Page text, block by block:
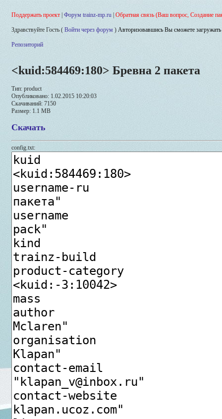
Поддержать проект Форум trainz-mp.ru Обратная связь (Ваш вопрос, Создание
Здравствуйте Гость ( Войти через форум ) Авторизовавшись Вы сможете
Репозиторий
<kuid:584469:180> Бревна 2 пакета
Тип: product
Опубликовано: 1.02.2015 10:20:03
Скачиваний: 7150
Размер: 1.1 MB
Скачать
config.txt: